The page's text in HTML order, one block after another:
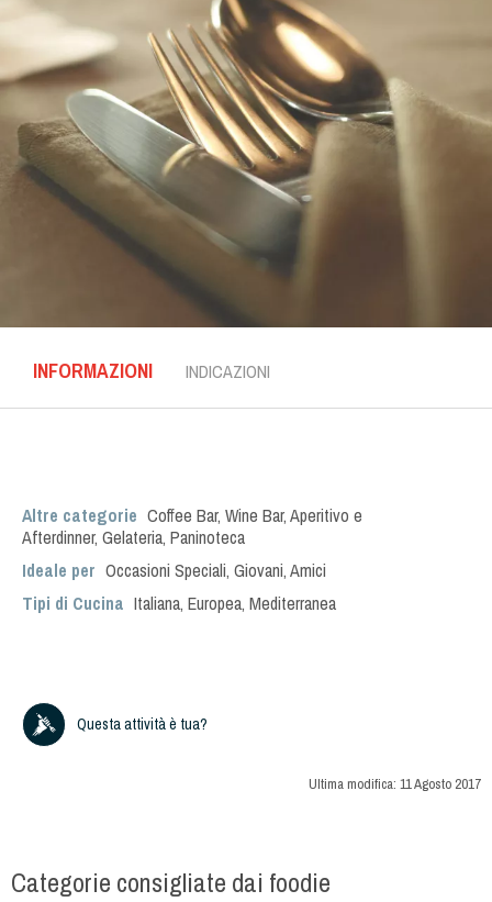
INFORMAZIONI INDICAZIONI
Altre categorie Coffee Bar, Wine Bar,Aperitivo e
Afterdinner, Gelateria, Paninoteca
Ideale per Occasioni Speciali, Giovani,Amici
Tipi di Cucina Italiana, Europea, Mediterranea
Questa attività è tua?
Ultima modifica: 11 Agosto 2017
Categorie consigliate dai foodie